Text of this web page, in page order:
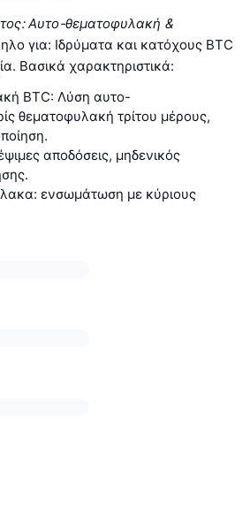
Αυτο-θεματοφυλακή &
για: Ιδρύματα και κατόχους BTC
Βασικά χαρακτηριστικά:
BTC: Λύση αυτο-
θεματοφυλακή τρίτου μέρους,
αποδόσεις, μηδενικός
ενσωμάτωση με κύριους